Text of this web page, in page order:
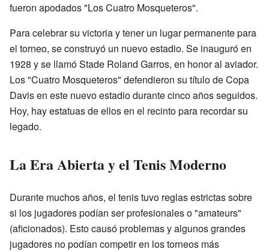
fueron apodados "Los Cuatro Mosqueteros".
Para celebrar su victoria y tener un lugar permanente para
el torneo, se construyó un nuevo estadio. Se inauguró en
1928 y se llamó Stade Roland Garros, en honor al aviador.
Los "Cuatro Mosqueteros" defendieron su título de Copa
Davis en este nuevo estadio durante cinco años seguidos.
Hoy, hay estatuas de ellos en el recinto para recordar su
legado.
La Era Abierta y el Tenis Moderno
Durante muchos años, el tenis tuvo reglas estrictas sobre
si los jugadores podían ser profesionales o "amateurs"
(aficionados). Esto causó problemas y algunos grandes
jugadores no podían competir en los torneos más